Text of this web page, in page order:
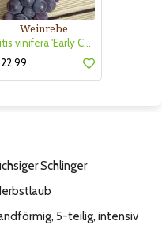
Weinrebe
Vitis vinifera 'Early Campbell'
Schlinger
5-teilig, intensiv